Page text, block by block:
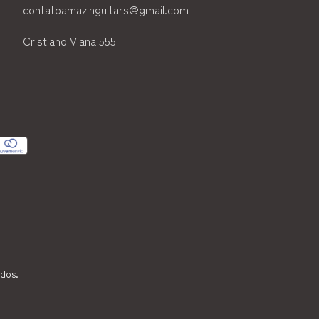
contatoamazinguitars@gmail.com
Cristiano Viana 555